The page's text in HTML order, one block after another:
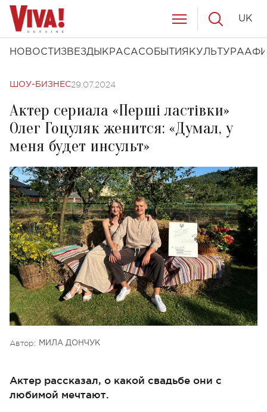
НОВОСТИ ЗВЕЗДЫ КРАСАСОБЫТИЯ КУЛЬТУРА
UK
ШОУ-БИЗНЕС29.07.2024
Актер сериала «Перші ластівки»
Олег Гоцуляк женится: «Думал, у
меня будет инсульт»
Автор: МИЛА ДОНЧУК
Актер рассказал, о какой свадьбе они с
любимой мечтают.